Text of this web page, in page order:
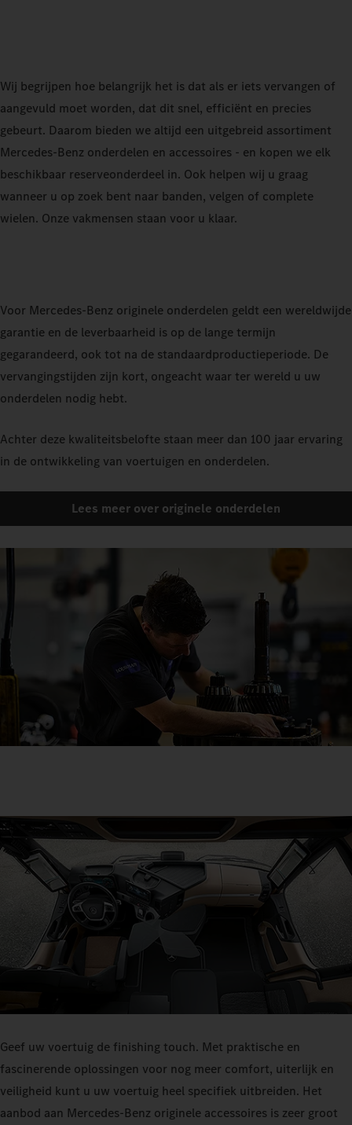
Wij begrijpen hoe belangrijk het is dat als er iets vervangen of
aangevuld moet worden, dat dit snel, efficiënt en precies
gebeurt. Daarom bieden we altijd een uitgebreid assortiment
Mercedes-Benz onderdelen en accessoires - en kopen we elk
beschikbaar reserveonderdeel in. Ook helpen wij u graag
wanneer u op zoek bent naar banden, velgen of complete
wielen. Onze vakmensen staan voor u klaar.
Voor Mercedes-Benz originele onderdelen geldt een wereldwijde
garantie en de leverbaarheid is op de lange termijn
gegarandeerd, ook tot na de standaardproductieperiode. De
vervangingstijden zijn kort, ongeacht waar ter wereld u uw
onderdelen nodig hebt.
Achter deze kwaliteitsbelofte staan meer dan 100 jaar ervaring
in de ontwikkeling van voertuigen en onderdelen.
Lees meer over originele onderdelen
Geef uw voertuig de finishing touch. Met praktische en
fascinerende oplossingen voor nog meer comfort, uiterlijk en
veiligheid kunt u uw voertuig heel specifiek uitbreiden. Het
aanbod aan Mercedes-Benz originele accessoires is zeer groot